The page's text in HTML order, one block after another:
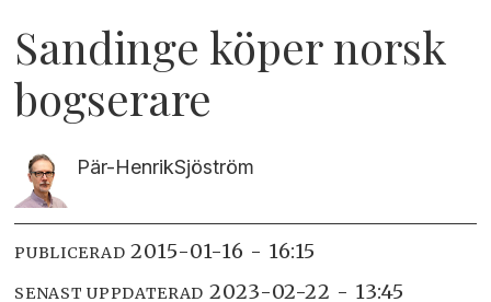
Sandinge köper norsk
bogserare
Pär-HenrikSjöström
PUBLICERAD 2015-01-16 - 16:15
SENAST UPPDATERAD 2023-02-22 - 13:45